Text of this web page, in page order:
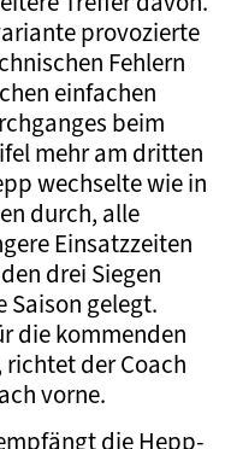
provozierte
Fehlern
einfachen
beim
mehr am dritten
wechselte wie in
durch, alle
Einsatzzeiten
drei Siegen
Saison gelegt.
die kommenden
richtet der Coach
vorne.
die Hepp-